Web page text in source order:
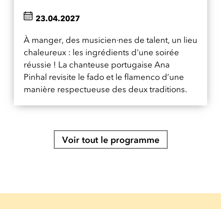
À manger, des musicien·nes de talent, un lieu
chaleureux : les ingrédients d'une soirée
réussie ! La chanteuse portugaise Ana
Pinhal revisite le fado et le flamenco d’une
manière respectueuse des deux traditions.
23.04.2027
Voir tout le programme